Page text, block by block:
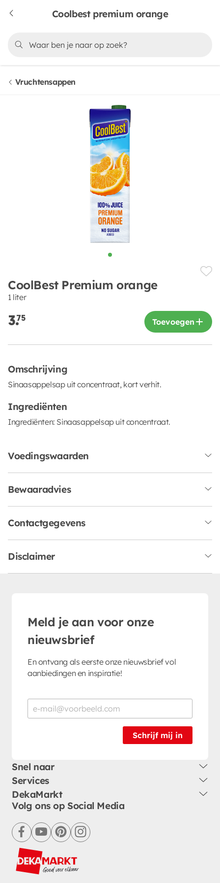
Coolbest premium orange
Vruchtensappen
CoolBest Premium orange
1 liter
3.75 Toevoegen
Omschrijving
Sinaasappelsap uit concentraat, kort verhit.
Ingrediënten
Ingrediënten: Sinaasappelsap uit concentraat.
Voedingswaarden
Bewaaradvies
Contactgegevens
Disclaimer
Meld je aan voor onze
nieuwsbrief
En ontvang als eerste onze nieuwsbrief vol
aanbiedingen en inspiratie!
Schrijf mij in
Snel naar
Services
DekaMarkt
Volg ons op Social Media
facebookyoutubepinterestinstagram